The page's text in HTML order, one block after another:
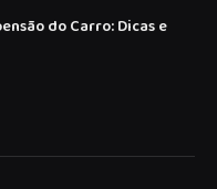
do Carro: Dicas e